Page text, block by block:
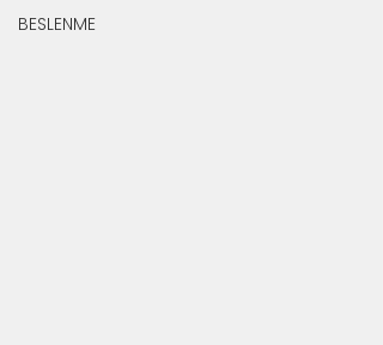
BESLENME